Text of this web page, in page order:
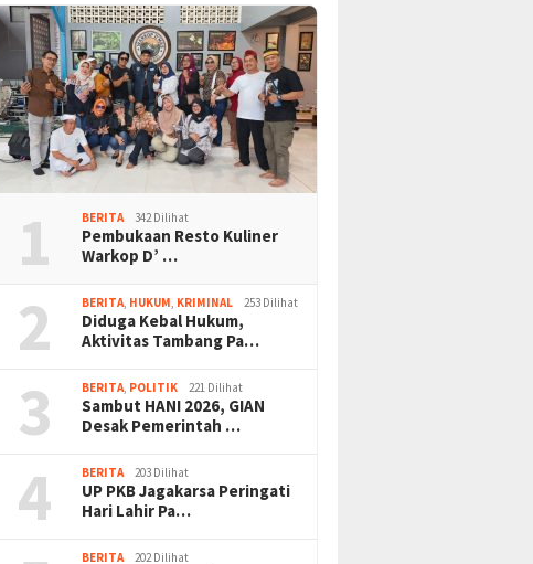
1 BERITA 342 Dilihat
Pembukaan Resto Kuliner
Warkop D’ …
2 BERITA, HUKUM, KRIMINAL 253 Dilihat
Diduga Kebal Hukum,
Aktivitas Tambang Pa…
3 BERITA, POLITIK 221 Dilihat
Sambut HANI 2026, GIAN
Desak Pemerintah …
4 BERITA 203 Dilihat
UP PKB Jagakarsa Peringati
Hari Lahir Pa…
BERITA 202 Dilihat